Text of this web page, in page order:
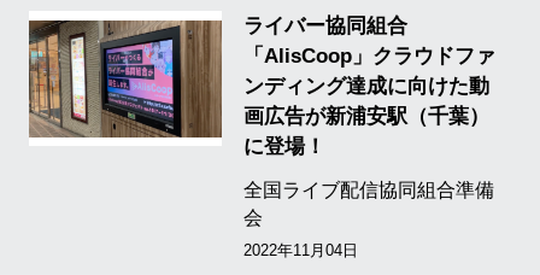
ライバー協同組合
「AlisCoop」クラウドファ
ンディング達成に向けた動
画広告が新浦安駅（千葉）
に登場！
全国ライブ配信協同組合準備
会
2022年11月04日